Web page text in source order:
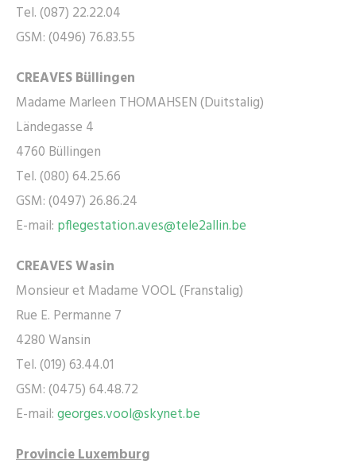
Tel. (087) 22.22.04
GSM: (0496) 76.83.55
CREAVES Büllingen
Madame Marleen THOMAHSEN (Duitstalig)
Ländegasse 4
4760 Büllingen
Tel. (080) 64.25.66
GSM: (0497) 26.86.24
E-mail: pflegestation.aves@tele2allin.be
CREAVES Wasin
Monsieur et Madame VOOL (Franstalig)
Rue E. Permanne 7
4280 Wansin
Tel. (019) 63.44.01
GSM: (0475) 64.48.72
E-mail:georges.vool@skynet.be
Provincie Luxemburg